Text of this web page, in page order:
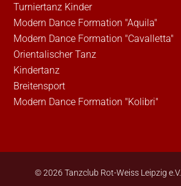
Turniertanz Kinder
Modern Dance Formation "Aquila"
Modern Dance Formation "Cavalletta"
Orientalischer Tanz
Kindertanz
Breitensport
Modern Dance Formation "Kolibri"
© 2026 Tanzclub Rot-Weiss Leipzig e.V.